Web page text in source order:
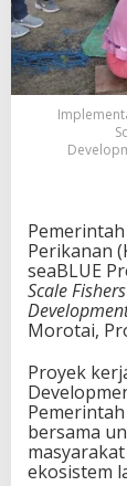
Perikanan
seaBLUE
Scale
Morotai,
Proyek
bersama
ekosistem